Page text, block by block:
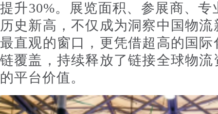
提升30%。展览面积、参展商、
历史新高，不仅成为洞察中国物
最直观的窗口，更凭借超高的国
链覆盖，持续释放了链接全球物
的平台价值。